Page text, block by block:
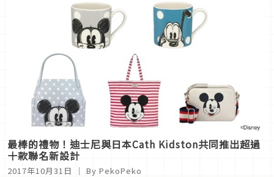
最棒的禮物！迪士尼與日本Cath Kidston共同推出超過
十款聯名新設計
2017年10月31日 ｜ By PekoPeko